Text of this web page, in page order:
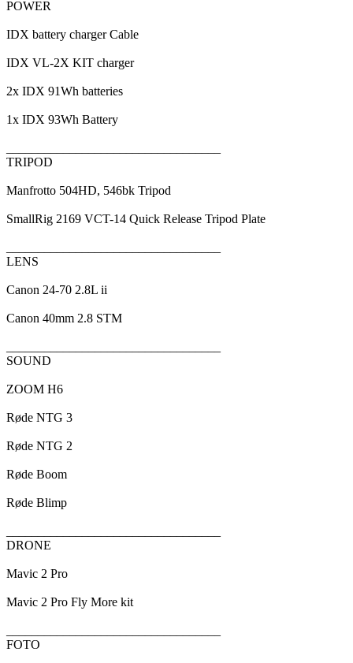
POWER
IDX battery charger Cable
IDX VL-2X KIT charger
2x IDX 91Wh batteries
1x IDX 93Wh Battery
TRIPOD
Manfrotto 504HD, 546bk Tripod
SmallRig 2169 VCT-14 Quick Release Tripod Plate
LENS
Canon 24-70 2.8L ii
Canon 40mm 2.8 STM
SOUND
ZOOM H6
Røde NTG 3
Røde NTG 2
Røde Boom
Røde Blimp
DRONE
Mavic 2 Pro
Mavic 2 Pro Fly More kit
FOTO